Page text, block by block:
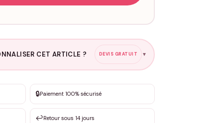
CET ARTICLE ? DEVIS GRATUIT ▼
de 3 à 10€ selon la demande
🔒Paiement 100% sécurisé
↩️Retour sous 14 jours